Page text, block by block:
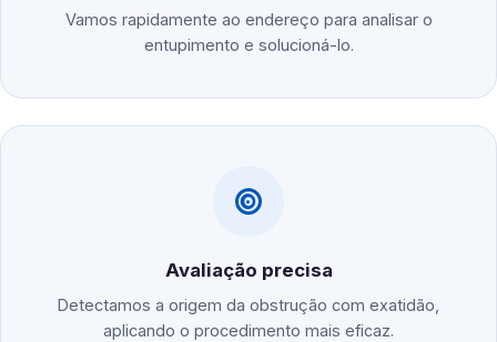
Vamos rapidamente ao endereço para analisar o
entupimento e solucioná-lo.
Avaliação precisa
Detectamos a origem da obstrução com exatidão,
aplicando o procedimento mais eficaz.